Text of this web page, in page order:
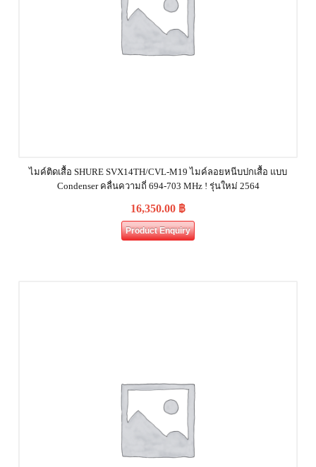
ไมค์ติดเสื้อ SHURE SVX14TH/CVL-M19 ไมค์ลอยหนีบปกเสื้อ แบบ
Condenser คลื่นความถี่ 694-703 MHz ! รุ่นใหม่ 2564
16,350.00 ฿
Product Enquiry